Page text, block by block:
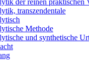
der reinen praktischen
transzendentale
Methode
und synthetische